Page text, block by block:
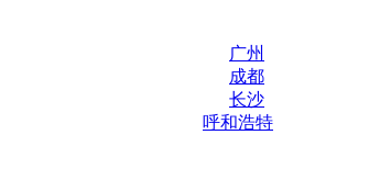
广州
成都
长沙
呼和浩特